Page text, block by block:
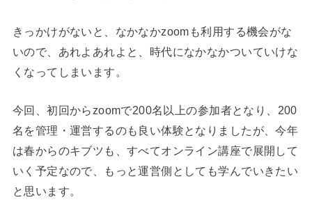
きっかけがないと、なかなかzoomも利用する機会がな
いので、あれよあれよと、時代になかなかついていけな
くなってしまいます。
今回、初回からzoomで200名以上の参加者となり、200
名を管理・運営するのも良い体験となりましたが、今年
は春からのキブツも、すべてオンライン講座で展開して
いく予定なので、もっと運営側としても学んでいきたい
と思います。